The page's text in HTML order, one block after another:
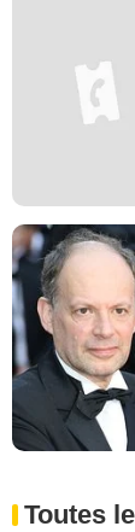
Toutes